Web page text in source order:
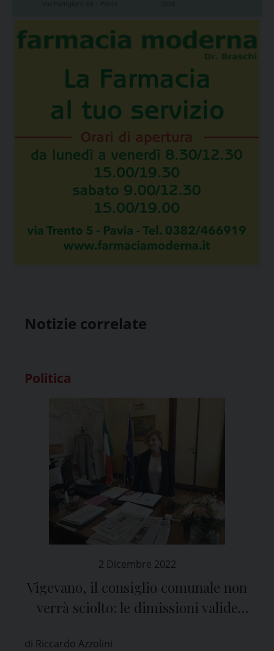
Notizie correlate
Politica
2 Dicembre 2022
Vigevano, il consiglio comunale non
verrà sciolto: le dimissioni valide
di Riccardo Azzolini